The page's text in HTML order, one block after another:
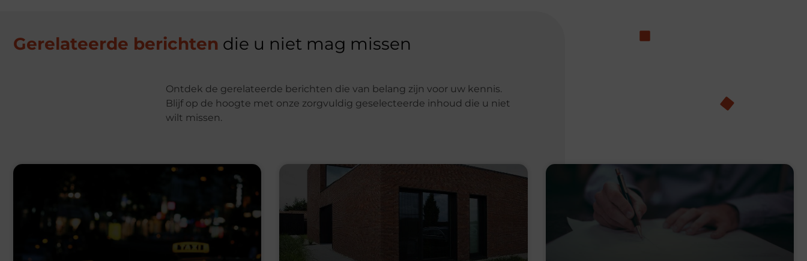
Gerelateerde berichten die u niet mag missen
Ontdek de gerelateerde berichten die van belang zijn voor uw kennis.
Blijf op de hoogte met onze zorgvuldig geselecteerde inhoud die u niet
wilt missen.